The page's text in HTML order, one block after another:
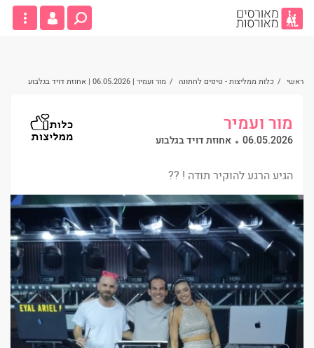
ראשי / כלות ממליצות - טיפים לחתונה / מור ועמיר | 06.05.2026 | אחוזת דויד בגלבוע
מור ועמיר
06.05.2026 אחוזת דויד בגלבוע
הגיע הרגע להוקיר תודה ! ??